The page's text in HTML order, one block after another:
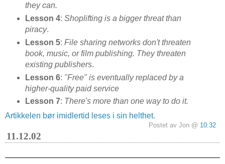
they can.
Lesson 4: Shoplifting is a bigger threat than
piracy.
Lesson 5: File sharing networks don't threaten
book, music, or film publishing. They threaten
existing publishers.
Lesson 6: "Free" is eventually replaced by a
higher-quality paid service
Lesson 7: There's more than one way to do it.
Artikkelen bør imidlertid leses i sin helthet.
Postet av Jon @ 10:32
11.12.02